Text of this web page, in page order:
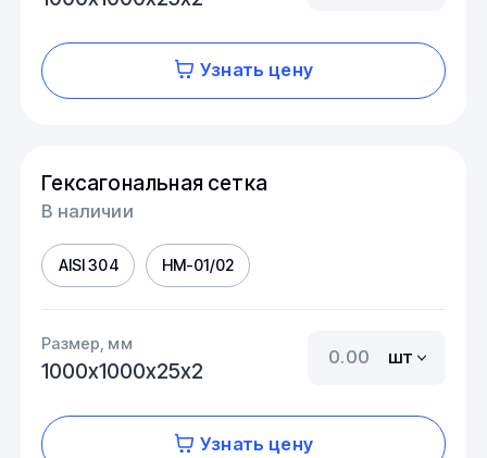
Узнать цену
Гексагональная сетка
В наличии
AISI 304 HM-01/02
Размер, мм
1000х1000х25х2
шт
Узнать цену